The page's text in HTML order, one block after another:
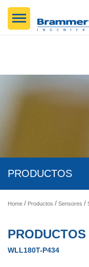
PRODUCTOS
Home Productos Sensores
PRODUCTOS
WLL180T-P434